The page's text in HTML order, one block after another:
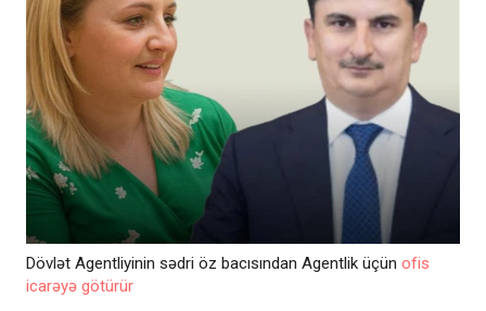
Dövlət Agentliyinin sədri öz bacısından Agentlik üçün ofis
icarəyə götürür